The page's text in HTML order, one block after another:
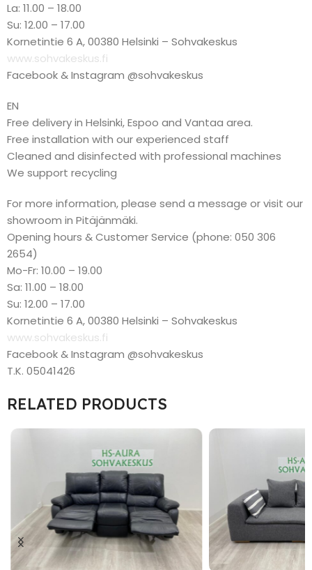
La: 11.00 – 18.00
Su: 12.00 – 17.00
Kornetintie 6 A, 00380 Helsinki – Sohvakeskus
www.sohvakeskus.fi
Facebook & Instagram @sohvakeskus
EN
Free delivery in Helsinki, Espoo and Vantaa area.
Free installation with our experienced staff
Cleaned and disinfected with professional machines
We support recycling
For more information, please send a message or visit our
showroom in Pitäjänmäki.
Opening hours & Customer Service (phone: 050 306
2654)
Mo-Fr: 10.00 – 19.00
Sa: 11.00 – 18.00
Su: 12.00 – 17.00
Kornetintie 6 A, 00380 Helsinki – Sohvakeskus
www.sohvakeskus.fi
Facebook & Instagram @sohvakeskus
T.K. 05041426
RELATED PRODUCTS